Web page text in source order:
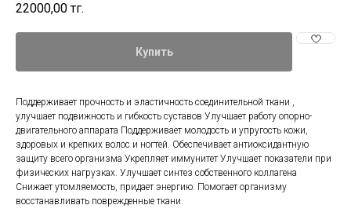
22000,00 тг.
Купить
Поддерживает прочность и эластичность соединительной ткани ,
улучшает подвижность и гибкость суставов Улучшает работу опорно-
двигательного аппарата Поддерживает молодость и упругость кожи,
здоровых и крепких волос и ногтей. Обеспечивает антиоксидантную
защиту всего организма Укрепляет иммунитет Улучшает показатели при
физических нагрузках. Улучшает синтез собственного коллагена
Снижает утомляемость, придает энергию. Помогает организму
восстанавливать поврежденные ткани.